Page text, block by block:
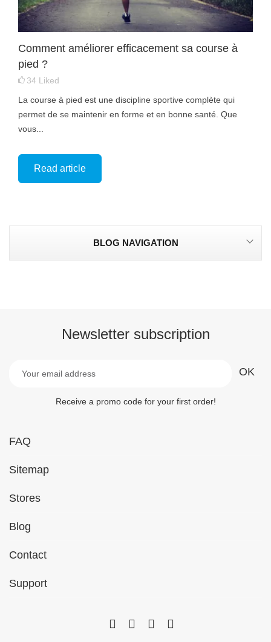
Comment améliorer efficacement sa course à
pied ?
34 Liked
La course à pied est une discipline sportive complète qui
permet de se maintenir en forme et en bonne santé. Que
vous...
Read article
BLOG NAVIGATION
Newsletter subscription
Receive a promo code for your first order!
FAQ
Sitemap
Stores
Blog
Contact
Support